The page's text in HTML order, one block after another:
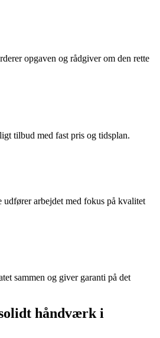
opgaven og rådgiver om den rette
tilbud med fast pris og tidsplan.
udfører arbejdet med fokus på kvalitet
sammen og giver garanti på det
håndværk i